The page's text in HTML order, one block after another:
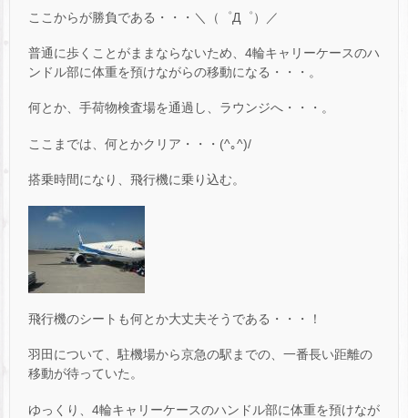
ここからが勝負である・・・＼（゜Д゜）／
普通に歩くことがままならないため、4輪キャリーケースのハ
ンドル部に体重を預けながらの移動になる・・・。
何とか、手荷物検査場を通過し、ラウンジへ・・・。
ここまでは、何とかクリア・・・(^｡^)/
搭乗時間になり、飛行機に乗り込む。
飛行機のシートも何とか大丈夫そうである・・・！
羽田について、駐機場から京急の駅までの、一番長い距離の
移動が待っていた。
ゆっくり、4輪キャリーケースのハンドル部に体重を預けなが